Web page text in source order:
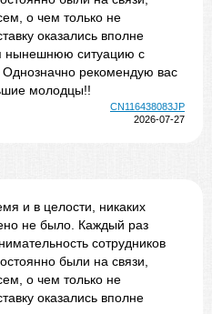
о чем только не
оказались вполне
нынешнюю ситуацию с
рекомендую вас
молодцы!!
CN116438083JP
2026-07-27
и в целости, никаких
не было. Каждый раз
сотрудников
были на связи,
о чем только не
оказались вполне